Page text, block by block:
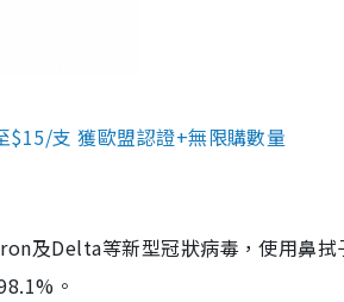
$15/支 獲歐盟認證+無限購數量
及Delta等新型冠狀病毒，使用鼻拭
。